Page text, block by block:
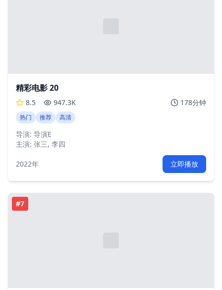
精彩电影 20
8.5 947.3K 178分钟
热门 推荐 高清
导演: 导演E
主演: 张三, 李四
2022年 立即播放
#7